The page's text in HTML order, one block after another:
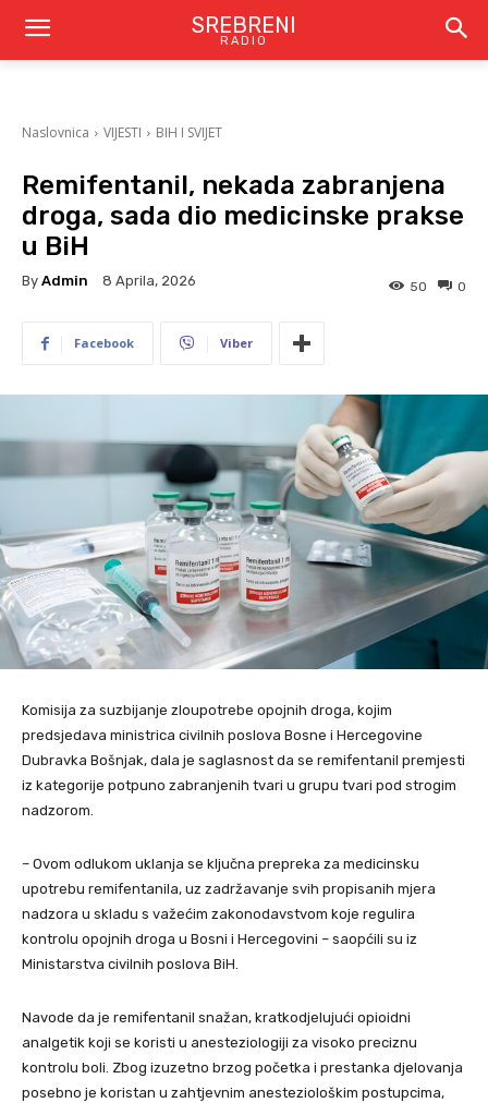
SREBRENI
RADIO
Naslovnica VIJESTI BIH I SVIJET
Remifentanil, nekada zabranjena
droga, sada dio medicinske prakse
u BiH
By Admin 8 Aprila, 2026 0
50
Facebook Viber
Komisija za suzbijanje zloupotrebe opojnih droga, kojim
predsjedava ministrica civilnih poslova Bosne i Hercegovine
Dubravka Bošnjak, dala je saglasnost da se remifentanil premjesti
iz kategorije potpuno zabranjenih tvari u grupu tvari pod strogim
nadzorom.
– Ovom odlukom uklanja se ključna prepreka za medicinsku
upotrebu remifentanila, uz zadržavanje svih propisanih mjera
nadzora u skladu s važećim zakonodavstvom koje regulira
kontrolu opojnih droga u Bosni i Hercegovini – saopćili su iz
Ministarstva civilnih poslova BiH.
Navode da je remifentanil snažan, kratkodjelujući opioidni
analgetik koji se koristi u anesteziologiji za visoko preciznu
kontrolu boli. Zbog izuzetno brzog početka i prestanka djelovanja
posebno je koristan u zahtjevnim anesteziološkim postupcima,